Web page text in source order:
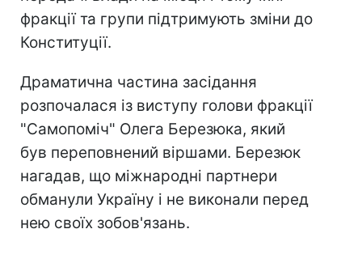
фракції та групи підтримують зміни до
Конституції.
Драматична частина засідання
розпочалася із виступу голови фракції
"Самопоміч" Олега Березюка, який
був переповнений віршами. Березюк
нагадав, що міжнародні партнери
обманули Україну і не виконали перед
нею своїх зобов'язань.